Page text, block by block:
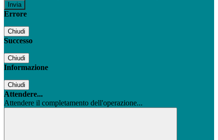
Errore
Chiudi
Successo
Chiudi
Informazione
Chiudi
Attendere...
Attendere il completamento dell'operazione...